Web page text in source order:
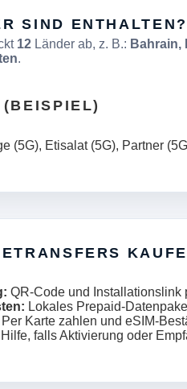
SIND ENTHALTEN?
12 Länder ab, z. B.: Bahrain,
.
(5G), Etisalat (5G), Partner
QR-Code und
Lokales Prepaid-
Per Karte zahlen und eSIM-
falls Aktivierung oder